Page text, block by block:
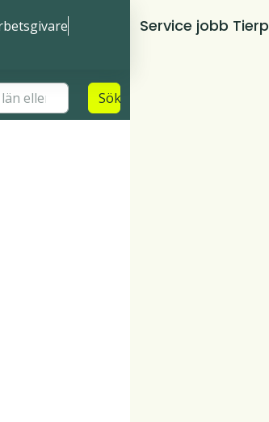
Sök
Service jobb Tierp